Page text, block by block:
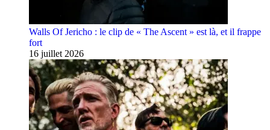
Walls Of Jericho : le clip de « The Ascent » est là, et il frappe
fort
16 juillet 2026